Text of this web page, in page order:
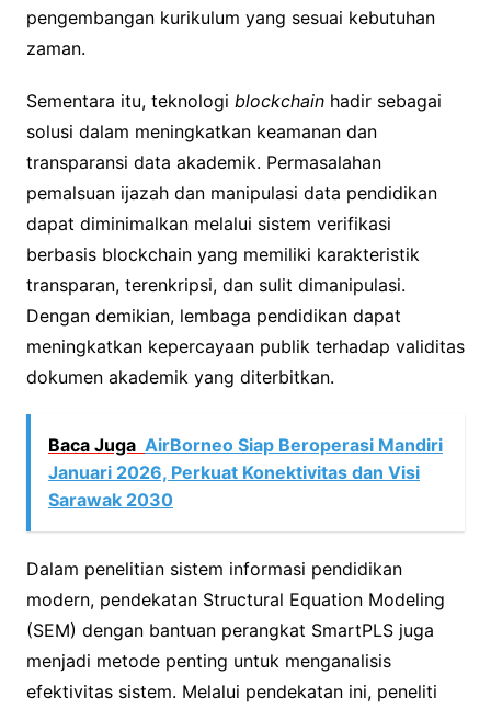
pengembangan kurikulum yang sesuai kebutuhan
zaman.
Sementara itu, teknologi blockchainhadir sebagai
solusi dalam meningkatkan keamanan dan
transparansi data akademik. Permasalahan
pemalsuan ijazah dan manipulasi data pendidikan
dapat diminimalkan melalui sistem verifikasi
berbasis blockchain yang memiliki karakteristik
transparan, terenkripsi, dan sulit dimanipulasi.
Dengan demikian, lembaga pendidikan dapat
meningkatkan kepercayaan publik terhadap validitas
dokumen akademik yang diterbitkan.
Baca Juga AirBorneo Siap Beroperasi Mandiri
Januari 2026, Perkuat Konektivitas dan Visi
Sarawak 2030
Dalam penelitian sistem informasi pendidikan
modern, pendekatan Structural Equation Modeling
(SEM) dengan bantuan perangkat SmartPLS juga
menjadi metode penting untuk menganalisis
efektivitas sistem. Melalui pendekatan ini, peneliti